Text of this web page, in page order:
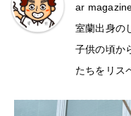
ar
室蘭出身の
子供の頃か
たちをリス